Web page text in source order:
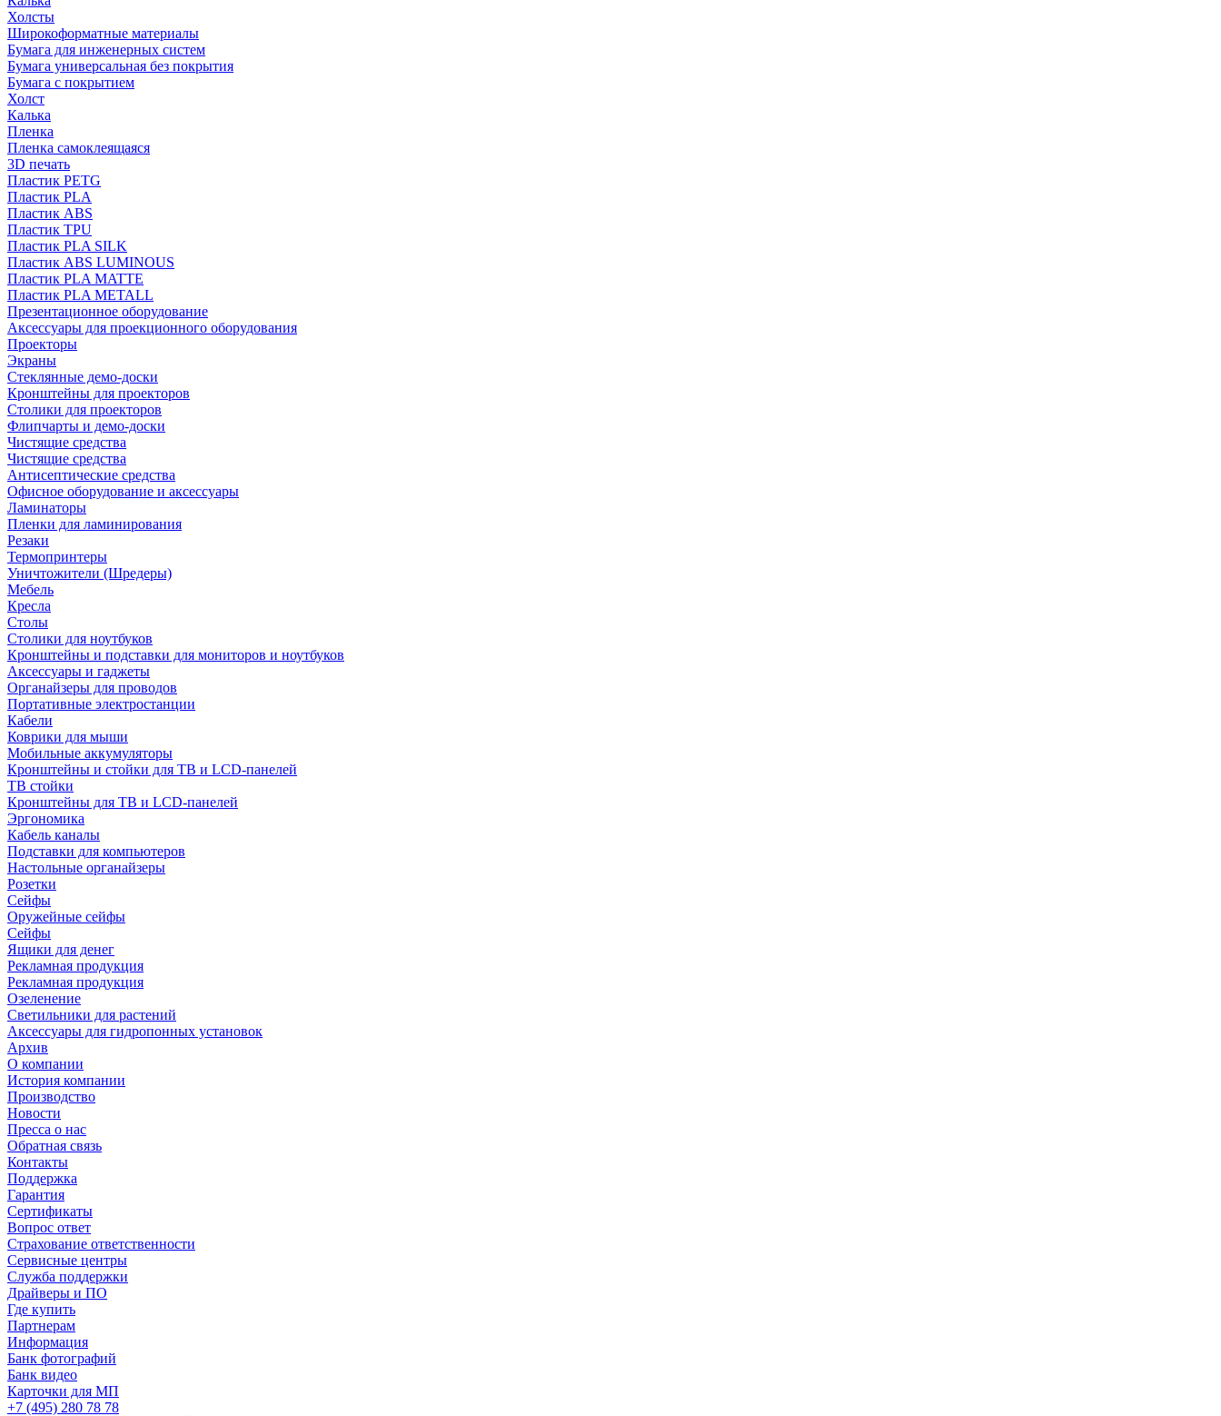
Холсты
Широкоформатные материалы
Бумага для инженерных систем
Бумага универсальная без покрытия
Бумага с покрытием
Холст
Калька
Пленка
Пленка самоклеящаяся
3D печать
Пластик PETG
Пластик PLA
Пластик ABS
Пластик TPU
Пластик PLA SILK
Пластик ABS LUMINOUS
Пластик PLA MATTE
Пластик PLA METALL
Презентационное оборудование
Аксессуары для проекционного оборудования
Проекторы
Экраны
Стеклянные демо-доски
Кронштейны для проекторов
Столики для проекторов
Флипчарты и демо-доски
Чистящие средства
Чистящие средства
Антисептические средства
Офисное оборудование и аксессуары
Ламинаторы
Пленки для ламинирования
Резаки
Термопринтеры
Уничтожители (Шредеры)
Мебель
Кресла
Столы
Столики для ноутбуков
Кронштейны и подставки для мониторов и ноутбуков
Аксессуары и гаджеты
Органайзеры для проводов
Портативные электростанции
Кабели
Коврики для мыши
Мобильные аккумуляторы
Кронштейны и стойки для ТВ и LCD-панелей
ТВ стойки
Кронштейны для ТВ и LCD-панелей
Эргономика
Кабель каналы
Подставки для компьютеров
Настольные органайзеры
Розетки
Сейфы
Оружейные сейфы
Сейфы
Ящики для денег
Рекламная продукция
Рекламная продукция
Озеленение
Светильники для растений
Аксессуары для гидропонных установок
Архив
О компании
История компании
Производство
Новости
Пресса о нас
Обратная связь
Контакты
Поддержка
Гарантия
Сертификаты
Вопрос ответ
Страхование ответственности
Сервисные центры
Служба поддержки
Драйверы и ПО
Где купить
Партнерам
Информация
Банк фотографий
Банк видео
Карточки для МП
+7 (495) 280 78 78